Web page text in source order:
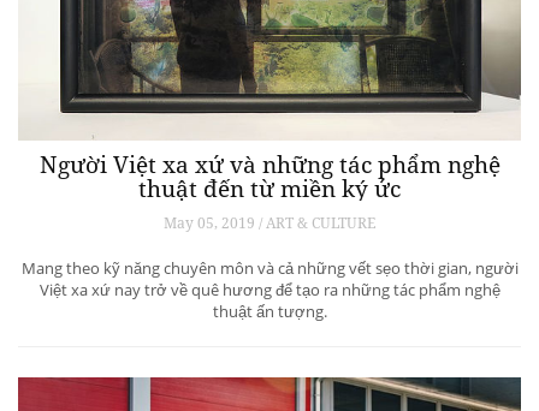
Người Việt xa xứ và những tác phẩm nghệ
thuật đến từ miền ký ức
May 05, 2019 / ART & CULTURE
Mang theo kỹ năng chuyên môn và cả những vết sẹo thời gian, người
Việt xa xứ nay trở về quê hương để tạo ra những tác phẩm nghệ
thuật ấn tượng.